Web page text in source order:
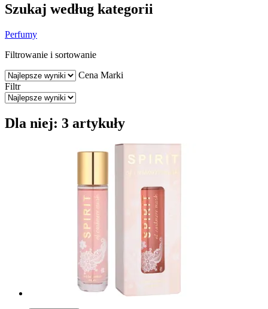
Szukaj według kategorii
Perfumy
Filtrowanie i sortowanie
Cena Marki
Filtr
Dla niej: 3 artykuły